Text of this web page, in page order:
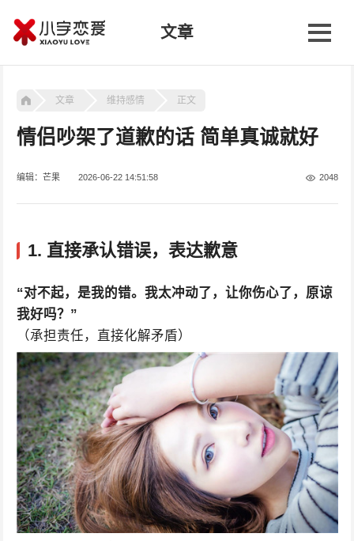
文章
文章 维持感情 正文
情侣吵架了道歉的话 简单真诚就好
编辑：芒果 2026-06-22 14:51:58 2048
1. 直接承认错误，表达歉意
“对不起，是我的错。我太冲动了，让你伤心了，原谅
我好吗？”
（承担责任，直接化解矛盾）